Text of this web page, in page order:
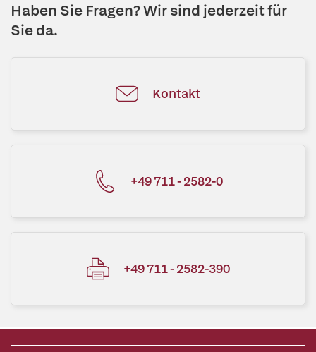
Haben Sie Fragen? Wir sind jederzeit für
Sie da.
Kontakt
+49 711 - 2582-0
+49 711 - 2582-390